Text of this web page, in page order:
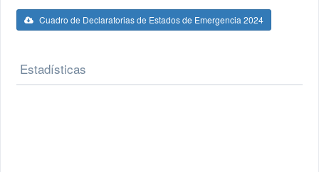
Cuadro de Declaratorias de Estados de Emergencia 2024
Estadísticas